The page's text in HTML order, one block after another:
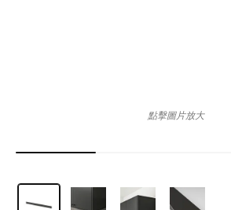
點擊圖片放大